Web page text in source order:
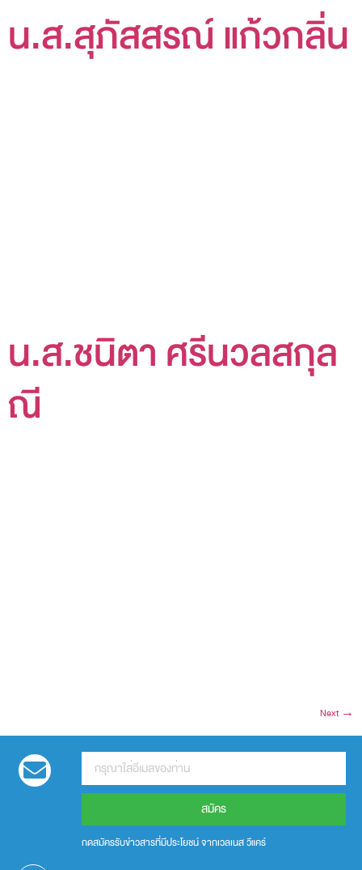
น.ส.สุภัสสรณ์ แก้วกลิ่น
น.ส.ชนิตา ศรีนวลสกุล
ณี
Next →
สมัคร
กดสมัครรับข่าวสารที่มีประโยชน์ จากเวลเนส วีแคร์